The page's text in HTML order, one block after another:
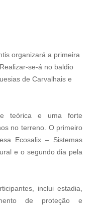
organizará a primeira
se-á no baldio
de Carvalhais e
teórica e uma forte
no terreno. O primeiro
Ecosalix – Sistemas
e o segundo dia pela
inclui estadia,
de proteção e